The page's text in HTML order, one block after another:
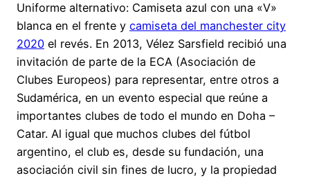
Uniforme alternativo: Camiseta azul con una «V»
blanca en el frente y camiseta del manchester city
2020 el revés. En 2013, Vélez Sarsfield recibió una
invitación de parte de la ECA (Asociación de
Clubes Europeos) para representar, entre otros a
Sudamérica, en un evento especial que reúne a
importantes clubes de todo el mundo en Doha –
Catar. Al igual que muchos clubes del fútbol
argentino, el club es, desde su fundación, una
asociación civil sin fines de lucro, y la propiedad